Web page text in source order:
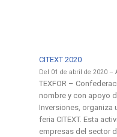
CITEXT 2020
Del 01 de abril de 2020 –
TEXFOR –
nombre y con apoyo
Inversiones, organiza
feria CITEXT. Esta
empresas del sector